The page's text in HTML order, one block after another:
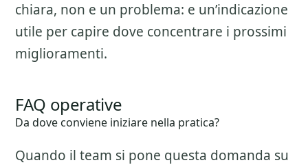
chiara, non e un problema: e un’indicazione
utile per capire dove concentrare i prossimi
miglioramenti.
FAQ operative
Da dove conviene iniziare nella pratica?
Quando il team si pone questa domanda su